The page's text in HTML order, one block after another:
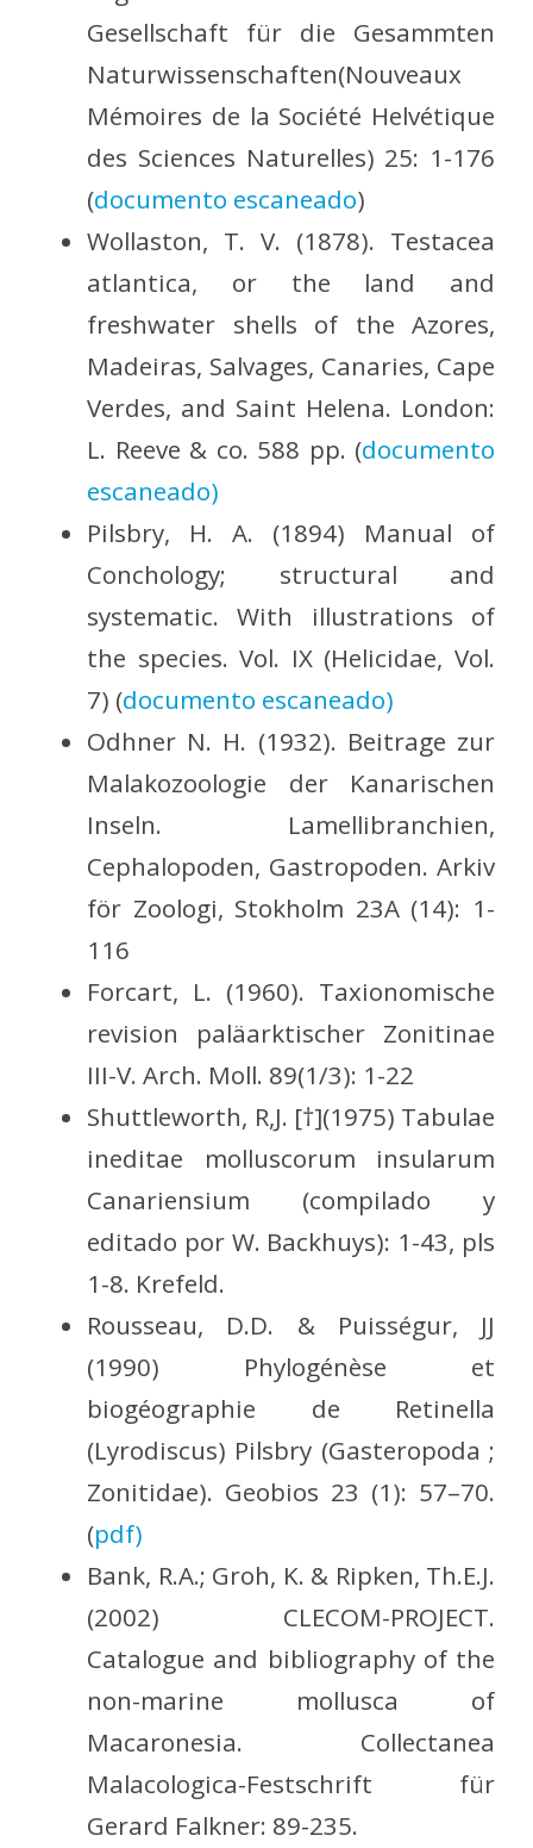
Gesellschaft für die Gesammten
Naturwissenschaften(Nouveaux
Mémoires de la Société Helvétique
des Sciences Naturelles) 25: 1-176
(documento escaneado)
Wollaston, T. V. (1878). Testacea
atlantica, or the land and
freshwater shells of the Azores,
Madeiras, Salvages, Canaries, Cape
Verdes, and Saint Helena. London:
L. Reeve & co. 588 pp. (documento
escaneado)
Pilsbry, H. A. (1894) Manual of
Conchology; structural and
systematic. With illustrations of
the species. Vol. IX (Helicidae, Vol.
7) (documento escaneado)
Odhner N. H. (1932). Beitrage zur
Malakozoologie der Kanarischen
Inseln. Lamellibranchien,
Cephalopoden, Gastropoden. Arkiv
för Zoologi, Stokholm 23A (14): 1-
116
Forcart, L. (1960). Taxionomische
revision paläarktischer Zonitinae
III-V. Arch. Moll. 89(1/3): 1-22
Shuttleworth, R,J. [†](1975) Tabulae
ineditae molluscorum insularum
Canariensium (compilado y
editado por W. Backhuys): 1-43, pls
1-8. Krefeld.
Rousseau, D.D. & Puisségur, JJ
(1990) Phylogénèse et
biogéographie de Retinella
(Lyrodiscus) Pilsbry (Gasteropoda ;
Zonitidae). Geobios 23 (1): 57–70.
(pdf)
Bank, R.A.; Groh, K. & Ripken, Th.E.J.
(2002) CLECOM-PROJECT.
Catalogue and bibliography of the
non-marine mollusca of
Macaronesia. Collectanea
Malacologica-Festschrift für
Gerard Falkner: 89-235.